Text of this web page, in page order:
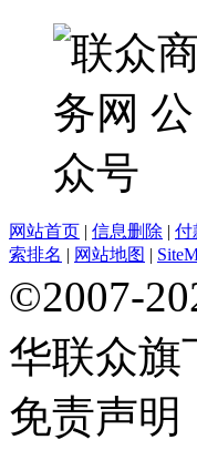
网站首页 | 信息删除 | 付
索排名 | 网站地图 |
©2007-
华联众旗
免责声明